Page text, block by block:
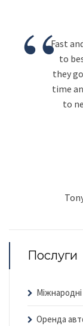
“Fast
to
they
time
to
Послуги
Оренда